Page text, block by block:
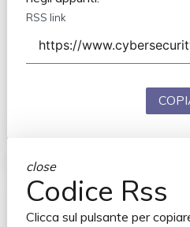
RSS link
close
Codice Rss
Clicca sul pulsante per